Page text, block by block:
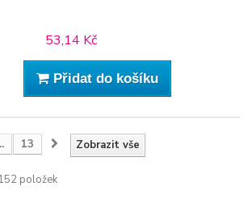
53,14 Kč
Přidat do košíku
Zobrazit vše
13
položek